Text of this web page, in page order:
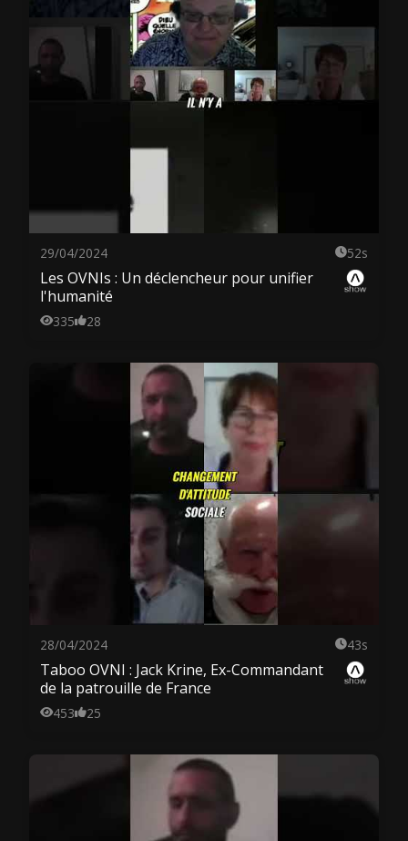
29/04/2024 52s
Les OVNIs : Un déclencheur pour unifier
l'humanité
335 28
28/04/2024 43s
Taboo OVNI : Jack Krine, Ex-Commandant
de la patrouille de France
453 25